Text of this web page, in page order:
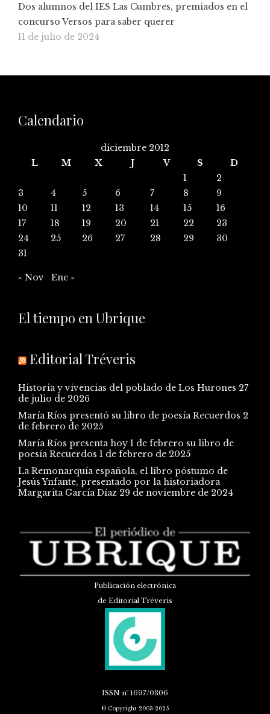
Dos alumnos del IES Las Cumbres, premiados en el
concurso Versos para saber querer
11 de julio de 2024
Calendario
diciembre 2012
L
M X J V S
D
1
2
3
4 5 6 7 8
9
10
11 12 13 14 15
16
17
18 19 20 21 22
23
24
25 26 27 28 29
30
31
« Nov Ene »
El tiempo en Ubrique
Editorial Tréveris
Historia y vivencias del poblado de Los Hurones 27
de julio de 2026
María Ríos presentó su libro de poesía Recuerdos 2
de febrero de 2025
María Ríos presenta hoy 1 de febrero su libro de
poesía Recuerdos 1 de febrero de 2025
La Remonarquía española, el libro póstumo de
Jesús Ynfante, presentado por la historiadora
Margarita García Díaz 29 de noviembre de 2024
Publicación electrónica
de Editorial Tréveris
ISSN nº 1697/0306
© Copyright 2003-2025